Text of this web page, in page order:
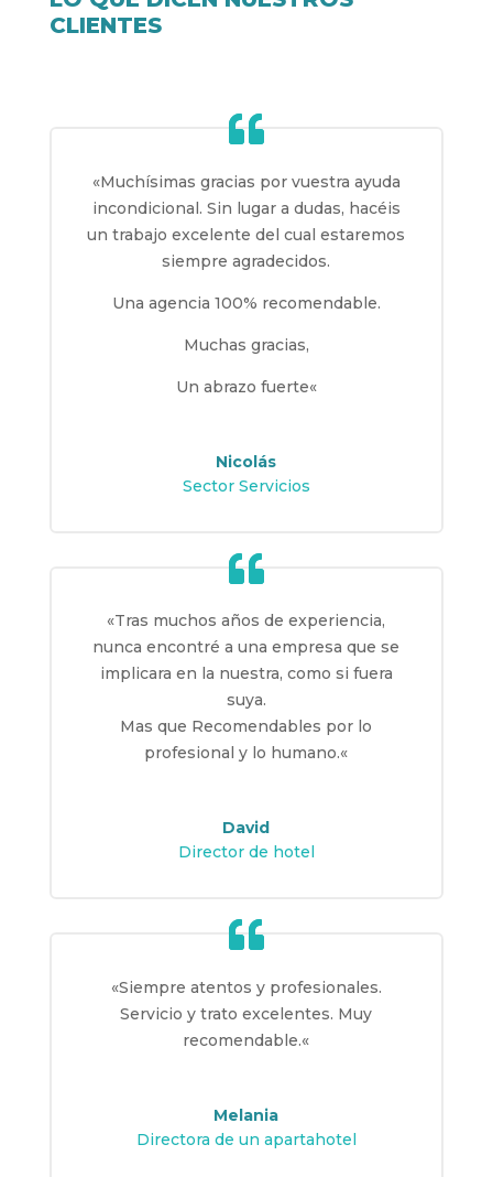
CLIENTES
«Muchísimas gracias por vuestra ayuda
incondicional. Sin lugar a dudas, hacéis
un trabajo excelente del cual estaremos
siempre agradecidos.
Una agencia 100% recomendable.
Muchas gracias,
Un abrazo fuerte«
Nicolás
Sector Servicios
«Tras muchos años de experiencia,
nunca encontré a una empresa que se
implicara en la nuestra, como si fuera
suya.
Mas que Recomendables por lo
profesional y lo humano.«
David
Director de hotel
«Siempre atentos y profesionales.
Servicio y trato excelentes. Muy
recomendable.«
Melania
Directora de un apartahotel